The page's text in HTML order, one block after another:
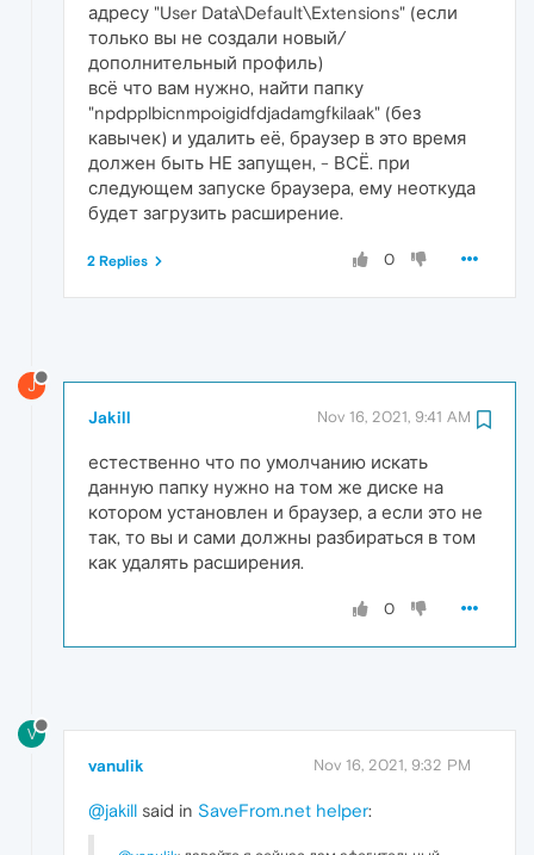
адресу "User Data\Default\Extensions" (если
только вы не создали новый/
дополнительный профиль)
всё что вам нужно, найти папку
"npdpplbicnmpoigidfdjadamgfkilaak" (без
кавычек) и удалить её, браузер в это время
должен быть НЕ запущен, - ВСЁ. при
следующем запуске браузера, ему неоткуда
будет загрузить расширение.
0
2 Replies
J
Jakill Nov 16, 2021, 9:41 AM
естественно что по умолчанию искать
данную папку нужно на том же диске на
котором установлен и браузер, а если это не
так, то вы и сами должны разбираться в том
как удалять расширения.
0
V
vanulik Nov 16, 2021, 9:32 PM
@jakill said in SaveFrom.net helper: